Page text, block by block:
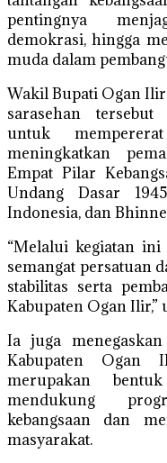
pentingnya
demokrasi, hingga
muda dalam
Wakil Bupati Ogan
sarasehan
untuk
meningkatkan
Empat Pilar
Undang Dasar
Indonesia, dan
“Melalui kegiatan
semangat persatuan
stabilitas serta
Kabupaten Ogan Ilir,”
Ia juga
Kabupaten Ogan
merupakan
mendukung
kebangsaan dan
masyarakat.